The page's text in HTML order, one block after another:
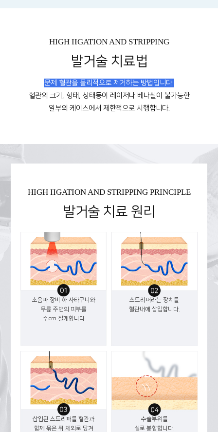
HIGH IIGATION AND STRIPPING
발거술 치료법
문제 혈관을 물리적으로 제거하는 방법입니다.
혈관의 크기, 형태, 상태등이 레이저나 베나실이 불가능한
일부의 케이스에서 제한적으로 시행합니다.
HIGH IIGATION AND STRIPPING PRINCIPLE
발거술 치료 원리
초음파 장비 하 사타구니와
무릎 주변의 피부를
수cm 절개합니다
스트리퍼라는 장치를
혈관내에 삽입합니다.
삽입된 스트리퍼를 혈관과
함께 묶은 뒤 체외로 당겨
수술부위를
실로 봉합합니다.